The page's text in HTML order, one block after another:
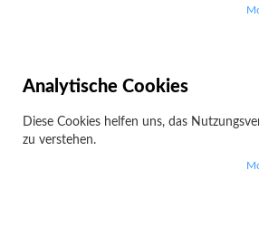
Wenn Sie ein Konto haben, melden
E-Mail
Analytische Cookies
Diese Cookies helfen uns, das
zu verstehen.